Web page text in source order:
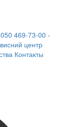
469-73-00 -
центр
Контакты